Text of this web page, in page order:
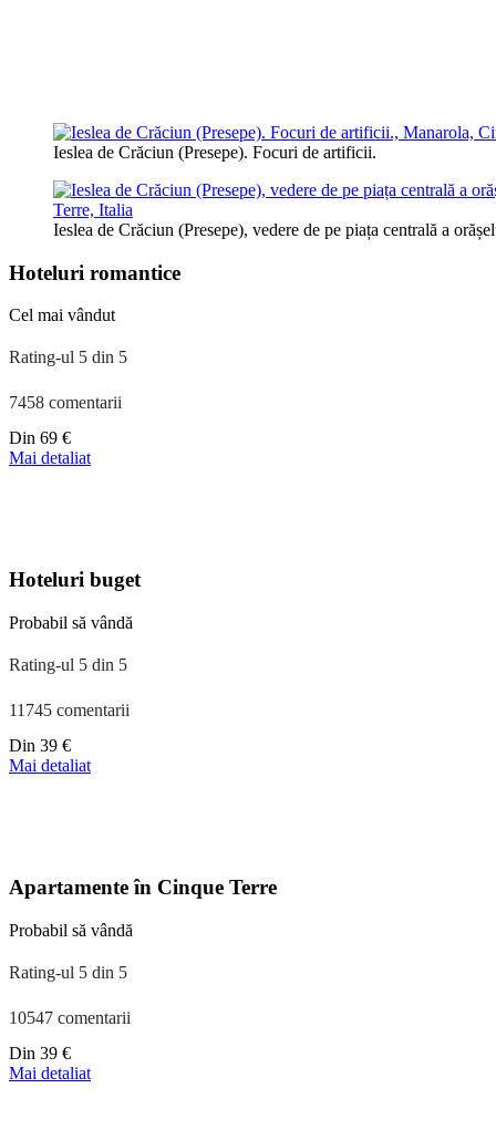
Ieslea de Crăciun (Presepe). Focuri de artificii.
Ieslea de Crăciun (Presepe), vedere de pe piața centrală a
Hoteluri romantice
Cel mai vândut
Rating-ul 5 din 5
7458 comentarii
Preț
începând
Din 69 €
Mai detaliat
Hoteluri buget
Probabil să vândă
Rating-ul 5 din 5
11745 comentarii
Preț
începând
Din 39 €
Mai detaliat
Apartamente în Cinque Terre
Probabil să vândă
Rating-ul 5 din 5
10547 comentarii
Preț
începând
Din 39 €
Mai detaliat